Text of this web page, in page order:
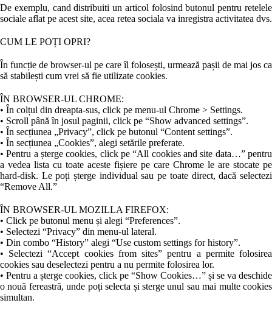
De exemplu, cand distribuiti un articol folosind butonul pentru retelele
sociale aflat pe acest site, acea retea sociala va inregistra activitatea dvs.
CUM LE POȚI OPRI?
În funcție de browser-ul pe care îl folosești, urmează pașii de mai jos ca
să stabilești cum vrei să fie utilizate cookies.
ÎN BROWSER-UL CHROME:
• În colțul din dreapta-sus, click pe menu-ul Chrome > Settings.
• Scroll până în josul paginii, click pe “Show advanced settings”.
• În secțiunea „Privacy”, click pe butonul “Content settings”.
• În secțiunea „Cookies”, alegi setările preferate.
• Pentru a șterge cookies, click pe “All cookies and site data…” pentru
a vedea lista cu toate aceste fișiere pe care Chrome le are stocate pe
hard-disk. Le poți șterge individual sau pe toate direct, dacă selectezi
“Remove All.”
ÎN BROWSER-UL MOZILLA FIREFOX:
• Click pe butonul menu și alegi “Preferences”.
• Selectezi “Privacy” din menu-ul lateral.
• Din combo “History” alegi “Use custom settings for history”.
• Selectezi “Accept cookies from sites” pentru a permite folosirea
cookies sau deselectezi pentru a nu permite folosirea lor.
• Pentru a șterge cookies, click pe “Show Cookies…” și se va deschide
o nouă fereastră, unde poți selecta și sterge unul sau mai multe cookies
simultan.